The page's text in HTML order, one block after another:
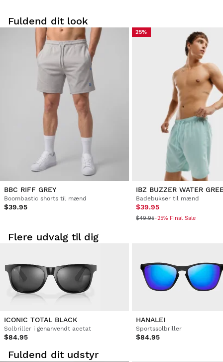
Prøv vores produkter komfortabelt i eget hjem.
Du har 30 dage fra leveringsdatoen og frem til at
anmode om en returnering. Returnering af
produkter for
at bytte
størrelse
er helt
GRATIS!
Du kan nemt og hurtigt returnere et produkt via din
Siroko-konto.
Refusion via den oprindelige betalingsmetode $9.95
Fuldend dit look
BBC RIFF GREY
Boombastic shorts til mænd
$39.95
25%
IBZ BUZZER WATER
Badebukser til mænd
$39.95
$49.95-25% Final Sale
Flere udvalg til dig
ICONIC TOTAL BLACK
Solbriller i genanvendt acetat
$84.95
HANALEI
Sportssolbriller
$84.95
Fuldend dit udstyr